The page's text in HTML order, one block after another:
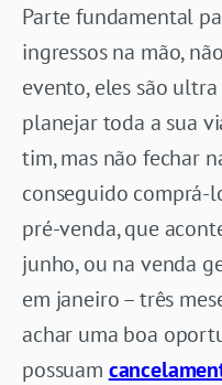
Parte fundamental
ingressos na mão,
evento, eles são
planejar toda a sua
tim, mas não fechar
conseguido comprá-
pré-venda, que
junho, ou na venda
em janeiro – três
achar uma boa
possuam